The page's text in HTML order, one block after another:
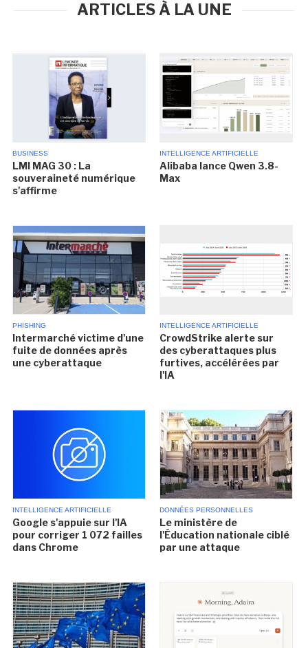
ARTICLES À LA UNE
BUSINESS
LMI MAG 30 : La
souveraineté numérique
s'affirme
INTELLIGENCE ARTIFICIELLE
Alibaba lance Qwen 3.8-
Max
PHISHING
Intermarché victime d'une
fuite de données après
une cyberattaque
INTELLIGENCE ARTIFICIELLE
CrowdStrike alerte sur
des cyberattaques plus
furtives, accélérées par
l'IA
INTELLIGENCE ARTIFICIELLE
Google s'appuie sur l'IA
pour corriger 1 072 failles
dans Chrome
DONNÉES PERSONNELLES
Le ministère de
l'Éducation nationale ciblé
par une attaque